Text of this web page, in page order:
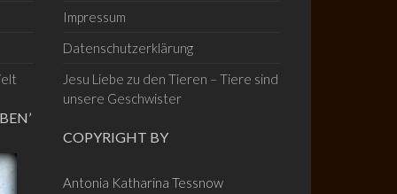
Impressum
Datenschutzerklärung
Jesu Liebe zu den Tieren – Tiere sind
unsere Geschwister
COPYRIGHT BY
Antonia Katharina Tessnow